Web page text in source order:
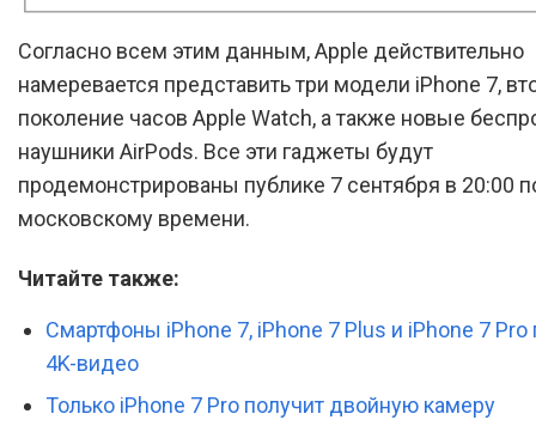
Согласно всем этим данным, Apple действительно
намеревается представить три модели iPhone 7,
поколение часов Apple Watch, а также новые
наушники AirPods. Все эти гаджеты будут
продемонстрированы публике 7 сентября в 20:00
московскому времени.
Читайте также:
Смартфоны iPhone 7, iPhone 7 Plus и iPhone 7 Pro
4K-видео
Только iPhone 7 Pro получит двойную камеру